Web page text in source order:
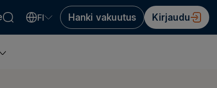
FI
Valitse kieli Välj språk Choose language
Hanki vakuutus Kirjaudu